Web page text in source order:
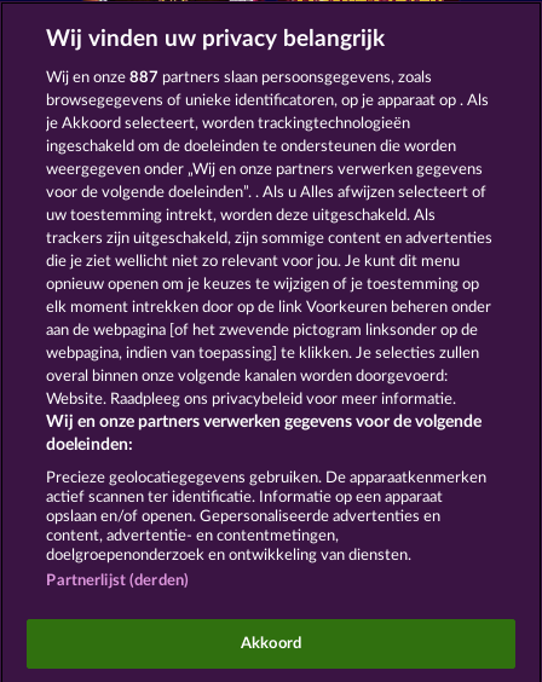
SIMPLY THE BEST ROYAL SEVEN
GOLDEN EI OF
MOORHUHN
FOREVER
DIAMONDS
Toon alle spelletjes
Algemene voorwaarden
Privacy- en cookieverklaring Colofon
Bedrijf FAQ
Terugbetalingsverzoek indienen
Sociale casino games zijn enkel bedoeld voor
entertainment en hebben absoluut geen enkele
Wij vinden uw privacy belangrijk
Wij en onze887 partners slaan persoonsgegevens, zoals
browsegegevens of unieke identificatoren, op je apparaat op . Als
je Akkoord selecteert, worden trackingtechnologieën
ingeschakeld om de doeleinden te ondersteunen die worden
weergegeven onder „Wij en onze partners verwerken gegevens
voor de volgende doeleinden”. . Als u Alles afwijzen selecteert of
uw toestemming intrekt, worden deze uitgeschakeld. Als
trackers zijn uitgeschakeld, zijn sommige content en advertenties
die je ziet wellicht niet zo relevant voor jou. Je kunt dit menu
opnieuw openen om je keuzes te wijzigen of je toestemming op
elk moment intrekken door op de link Voorkeuren beheren onder
aan de webpagina [of het zwevende pictogram linksonder op de
webpagina, indien van toepassing] te klikken. Je selecties zullen
overal binnen onze volgende kanalen worden doorgevoerd:
Website. Raadpleeg ons privacybeleid voor meer informatie.
Wij en onze partners verwerken gegevens voor de volgende
doeleinden:
Precieze geolocatiegegevens gebruiken. De apparaatkenmerken
actief scannen ter identificatie. Informatie op een apparaat
opslaan en/of openen. Gepersonaliseerde advertenties en
content, advertentie- en contentmetingen,
doelgroepenonderzoek en ontwikkeling van diensten.
Partnerlijst (derden)
Akkoord